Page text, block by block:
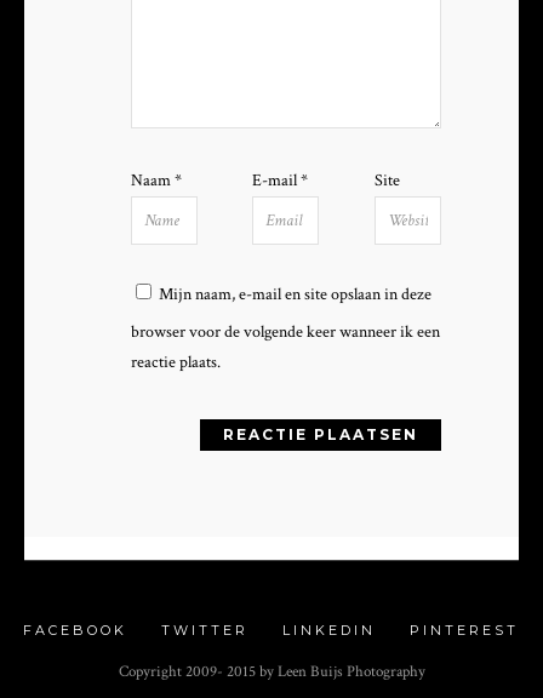
Naam* E-mail* Site
Mijn naam, e-mail en site opslaan in deze
browser voor de volgende keer wanneer ik een
reactie plaats.
FACEBOOK TWITTER LINKEDIN PINTEREST
Copyright 2009- 2015 by Leen Buijs Photography